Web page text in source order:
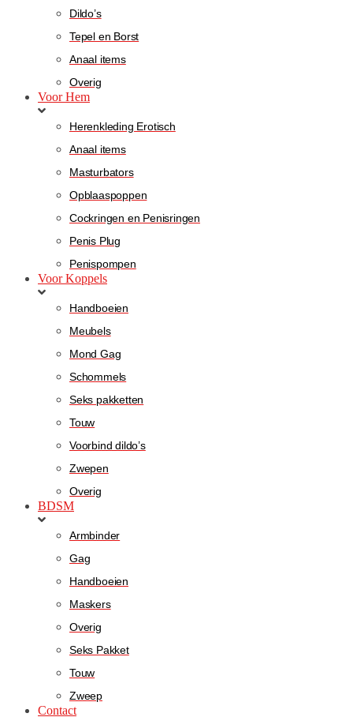
Dildo’s
Tepel en Borst
Anaal items
Overig
Voor Hem
Herenkleding Erotisch
Anaal items
Masturbators
Opblaaspoppen
Cockringen en Penisringen
Penis Plug
Penispompen
Voor Koppels
Handboeien
Meubels
Mond Gag
Schommels
Seks pakketten
Touw
Voorbind dildo’s
Zwepen
Overig
BDSM
Armbinder
Gag
Handboeien
Maskers
Overig
Seks Pakket
Touw
Zweep
Contact